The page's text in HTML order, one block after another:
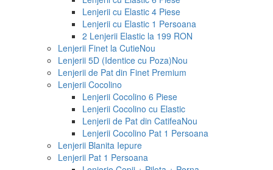
Lenjerii cu Elastic 4 Piese
Lenjerii cu Elastic 1 Persoana
2 Lenjerii Elastic la 199 RON
Lenjerii Finet la CutieNou
Lenjerii 5D (Identice cu Poza)Nou
Lenjerii de Pat din Finet Premium
Lenjerii Cocolino
Lenjerii Cocolino 6 Piese
Lenjerii Cocolino cu Elastic
Lenjerii de Pat din CatifeaNou
Lenjerii Cocolino Pat 1 Persoana
Lenjerii Blanita Iepure
Lenjerii Pat 1 Persoana